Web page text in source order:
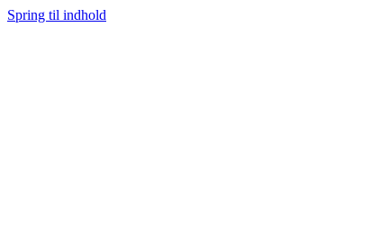
Spring til indhold